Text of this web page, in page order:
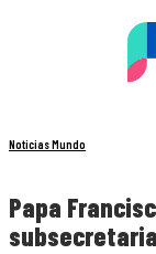
Noticias Mundo
Papa